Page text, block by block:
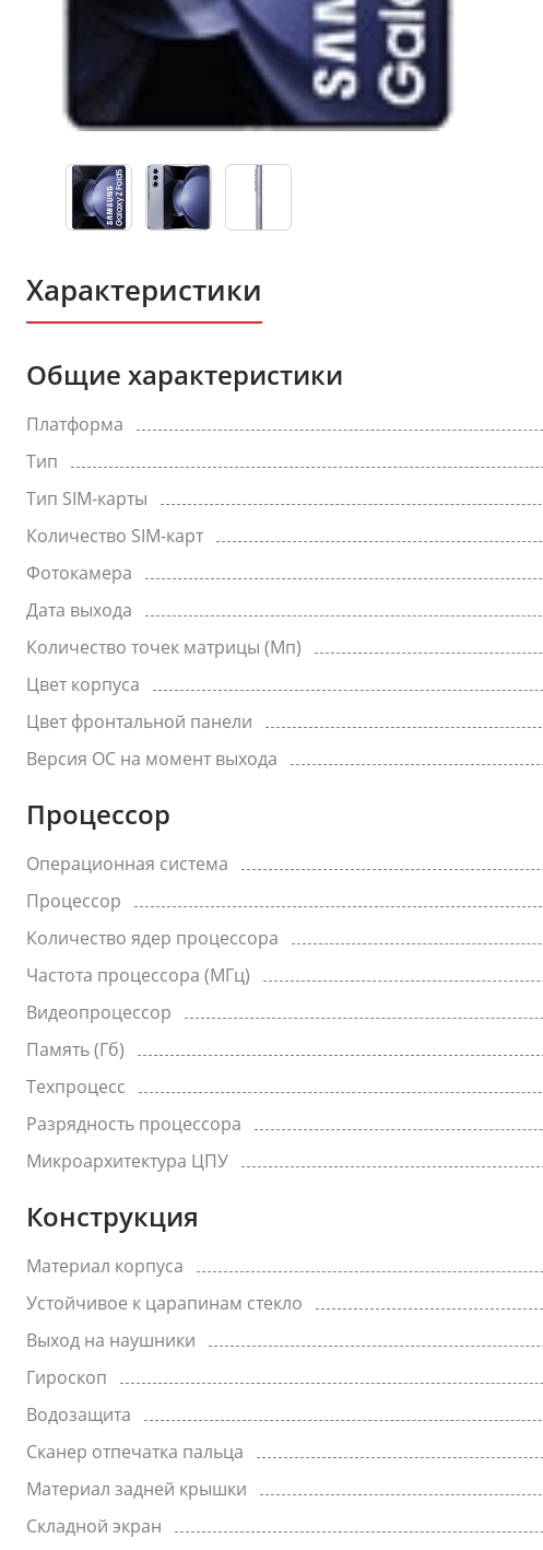
Характеристики
Общие характеристики
Платформа
Тип
Тип SIM-карты
Количество SIM-карт
Фотокамера
Дата выхода
Количество точек матрицы (Мп)
Цвет корпуса
Цвет фронтальной панели
Версия ОС на момент выхода
Процессор
Операционная система
Процессор
Количество ядер процессора
Частота процессора (МГц)
Видеопроцессор
Память (Гб)
Техпроцесс
Разрядность процессора
Микроархитектура ЦПУ
Конструкция
Материал корпуса
Устойчивое к царапинам стекло
Выход на наушники
Гироскоп
Водозащита
Сканер отпечатка пальца
Материал задней крышки
Складной экран